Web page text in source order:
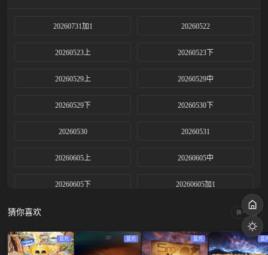
20260731加1 20260522
20260523上 20260523下
20260529上 20260529中
20260529下 20260530下
20260530 20260531
20260605上 20260605中
20260605下 20260605加1
20260607 20260612上
猜你喜欢 换一换
蓝光 蓝光 蓝光 蓝